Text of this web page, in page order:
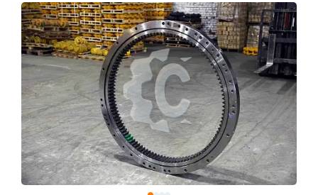
Контакты
3D тур по производству
3D тур по складам
sksale@skdst.ru
+7 (499) 394-50-93